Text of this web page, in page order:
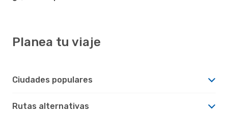
Planea tu viaje
Ciudades populares
Rutas alternativas